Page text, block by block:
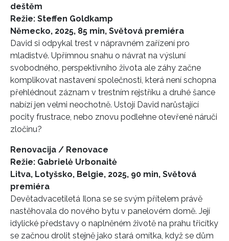
deštěm
Režie: Steffen Goldkamp
Německo, 2025, 85 min, Světová premiéra
David si odpykal trest v nápravném zařízení pro
mladistvé. Upřímnou snahu o návrat na výsluní
svobodného, perspektivního života ale záhy začne
komplikovat nastavení společnosti, která není schopna
přehlédnout záznam v trestním rejstříku a druhé šance
nabízí jen velmi neochotně. Ustojí David narůstající
pocity frustrace, nebo znovu podlehne otevřené náruči
zločinu?
Renovacija / Renovace
Režie: Gabrielė Urbonaitė
Litva, Lotyšsko, Belgie, 2025, 90 min, Světová
premiéra
Devětadvacetiletá Ilona se se svým přítelem právě
nastěhovala do nového bytu v panelovém domě. Její
idylické představy o naplněném životě na prahu třicítky
se začnou drolit stejně jako stará omítka, když se dům